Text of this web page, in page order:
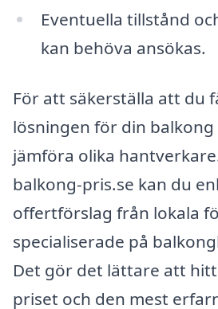
Eventuella tillstånd
kan behöva ansökas.
För att säkerställa att du
lösningen för din
jämföra olika
balkong-pris.se kan du
offertförslag från lokala
specialiserade på
Det gör det lättare att
priset och den mest